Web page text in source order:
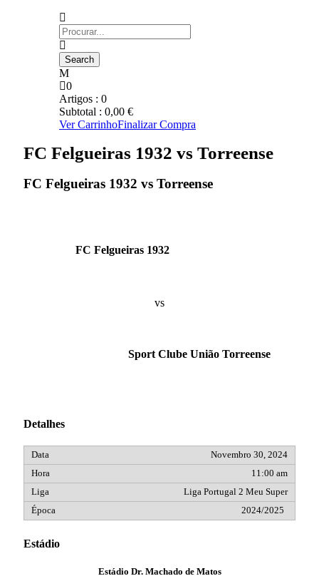
0
Artigos : 0
Subtotal : 0,00 €
Ver CarrinhoFinalizar Compra
FC Felgueiras 1932 vs Torreense
FC Felgueiras 1932 vs Torreense
FC Felgueiras 1932
vs
Sport Clube União Torreense
Detalhes
Novembro 30, 2024
11:00 am
Liga Portugal 2 Meu Super
2024/2025
Estádio
Estádio Dr. Machado de Matos